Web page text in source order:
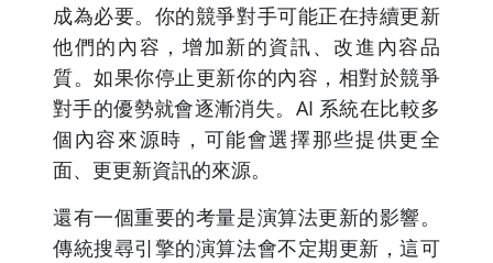
成為必要。你的競爭對手可能正在持續更新
他們的內容，增加新的資訊、改進內容品
質。如果你停止更新你的內容，相對於競爭
對手的優勢就會逐漸消失。AI 系統在比較多
個內容來源時，可能會選擇那些提供更全
面、更更新資訊的來源。
還有一個重要的考量是演算法更新的影響。
傳統搜尋引擎的演算法會不定期更新，這可